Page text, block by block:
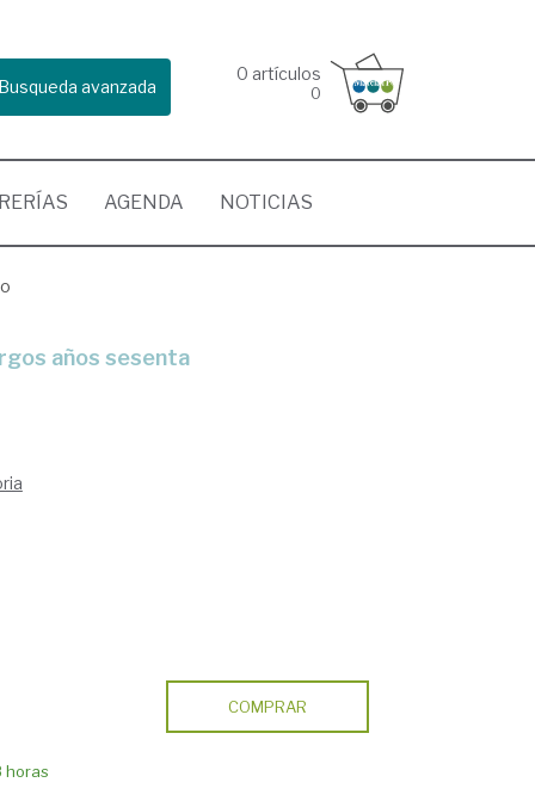
Busqueda avanzada
0 artículos
0
AGENDA NOTICIAS
años sesenta
horas
COMPRAR